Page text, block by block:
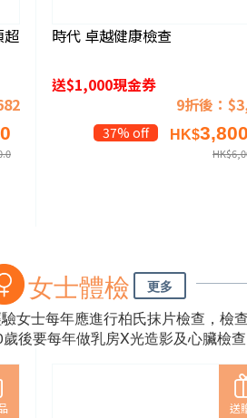
超
時代 卓越健康檢查
送$1,000現金券
9折後：
37% off HK$
HK$
女士體檢 更多
士每年應進行柏氏抹片檢查，檢
後要每年做乳房X光造影及心臟檢
送